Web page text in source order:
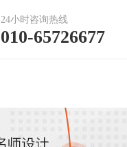
24小时咨询热线
010-65726677